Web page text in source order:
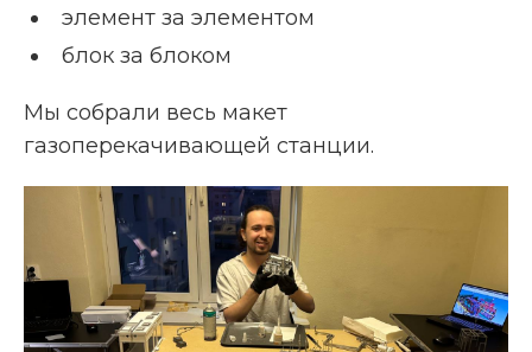
элемент за элементом
блок за блоком
Мы собрали весь макет
газоперекачивающей станции.